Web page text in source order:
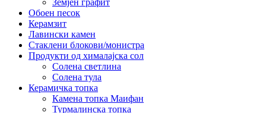
Обоен песок
Керамзит
Лавински камен
Стаклени блокови/монистра
Продукти од хималајска сол
Солена светлина
Солена тула
Керамичка топка
Камена топка Маифан
Турмалинска топка